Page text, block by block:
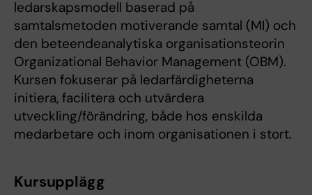
ledarskapsmodell baserad på
samtalsmetoden motiverande samtal (MI) och
den beteendeanalytiska organisationsteorin
Organizational Behavior Management (OBM).
Kursen fokuserar på ledarfärdigheterna
initiera, facilitera och utvärdera
utveckling/förändring, både hos enskilda
medarbetare och inom organisationen i stort.
Kursupplägg